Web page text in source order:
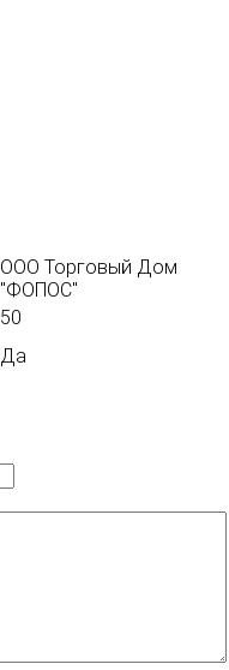
ООО Торговый Дом
"ФОПОС"
50
Да